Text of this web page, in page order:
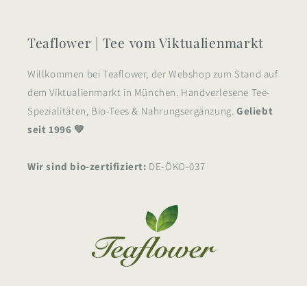
Teaflower | Tee vom Viktualienmarkt
Willkommen bei Teaflower, der Webshop zum Stand auf
dem Viktualienmarkt in München. Handverlesene Tee-
Spezialitäten, Bio-Tees & Nahrungsergänzung.Geliebt
seit 1996 💚
Wir sind bio-zertifiziert: DE-ÖKO-037